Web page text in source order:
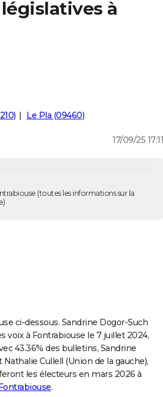
à
Le Pla (09460)
17/09/25 17:11
(toutes les informations sur la
ci-dessous. Sandrine Dogor-Such
voix à Fontrabiouse le 7 juillet 2024,
43.36% des bulletins, Sandrine
Cullell (Union de la gauche),
les électeurs en mars 2026 à
.